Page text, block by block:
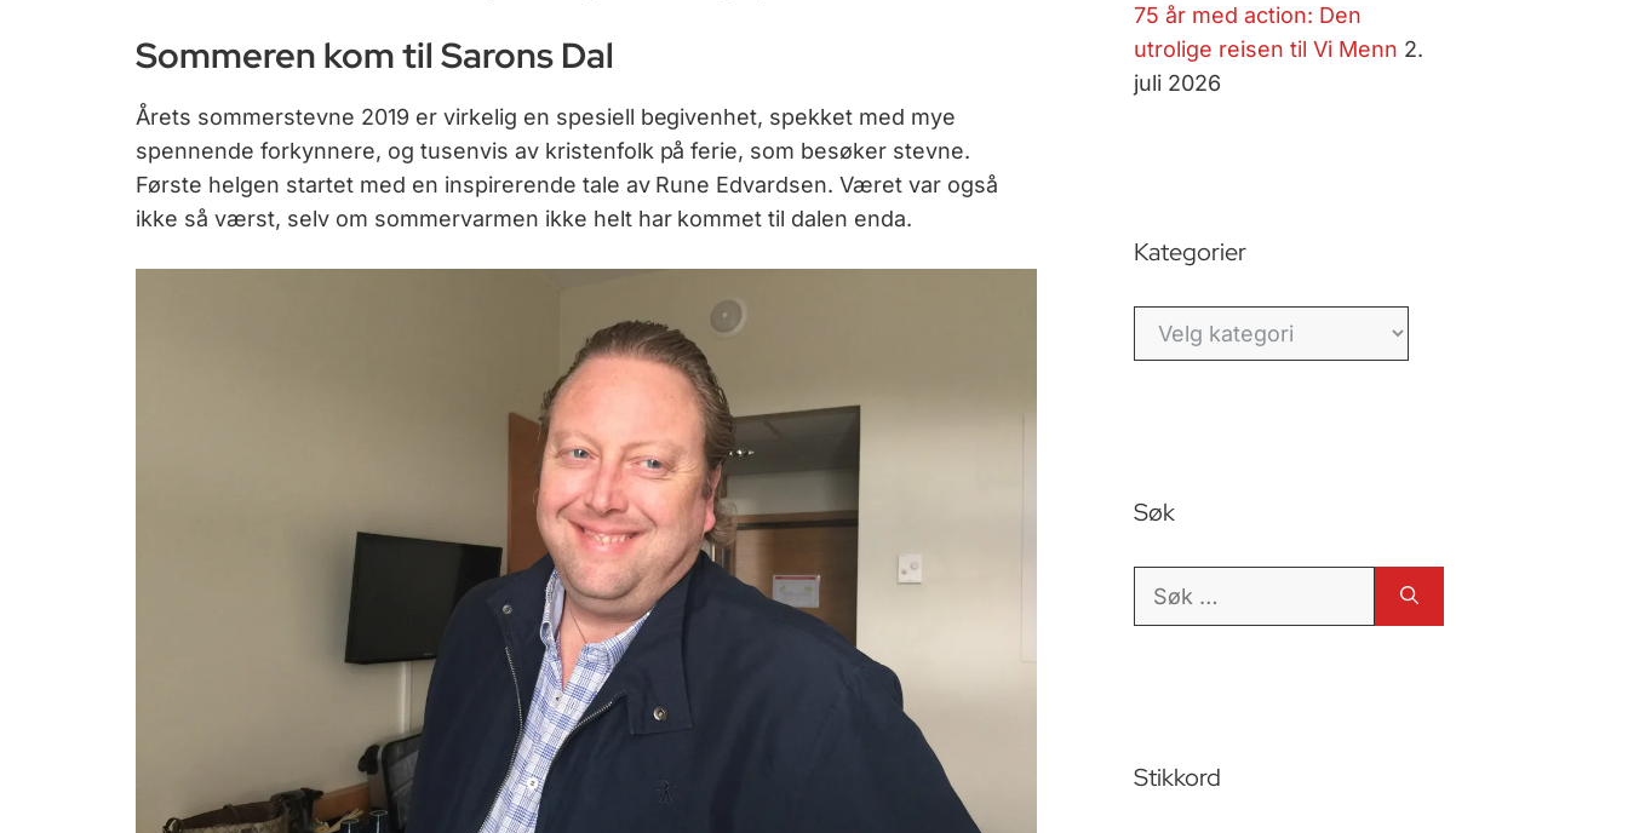
Sommeren kom til Sarons Dal
Årets sommerstevne 2019 er virkelig en spesiell begivenhet, spekket med mye
spennende forkynnere, og tusenvis av kristenfolk på ferie, som besøker stevne.
Første helgen startet med en inspirerende tale av Rune Edvardsen. Været var også
ikke så værst, selv om sommervarmen ikke helt har kommet til dalen enda.
75 år med action: Den
utrolige reisen til Vi Menn 2.
juli 2026
Kategorier
Kategorier
Søk
Søk
Stikkord